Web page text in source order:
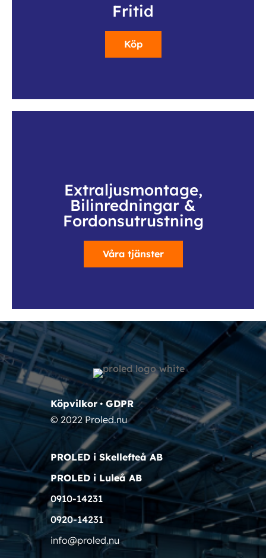
Fritid
Köp
Extraljusmontage,
Bilinredningar &
Fordonsutrustning
Våra tjänster
Köpvilkor•GDPR
© 2022 Proled.nu
PROLED i Skellefteå AB
PROLED i Luleå AB
0910-14231
0920-14231
info@proled.nu